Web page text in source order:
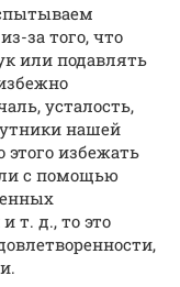
за того, что
или подавлять
усталость,
нашей
избежать
с помощью
т. д., то это